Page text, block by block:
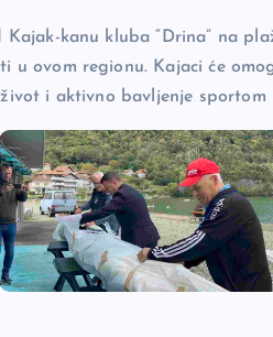
kanu kluba “Drina” na
u ovom regionu. Kajaci će
i aktivno bavljenje sportom